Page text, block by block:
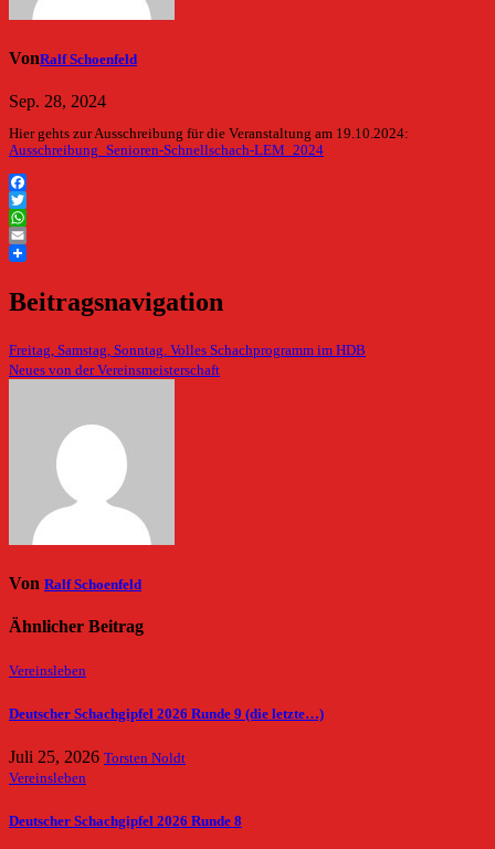
VonRalf Schoenfeld
Sep. 28, 2024
Hier gehts zur Ausschreibung für die Veranstaltung am 19.10.2024:
Ausschreibung_Senioren-Schnellschach-LEM_2024
Facebook
Twitter
WhatsApp
Email
Beitragsnavigation
Freitag, Samstag, Sonntag. Volles Schachprogramm im HDB
Neues von der Vereinsmeisterschaft
Von Ralf Schoenfeld
Ähnlicher Beitrag
Vereinsleben
Deutscher Schachgipfel 2026 Runde 9 (die letzte…)
Juli 25, 2026 Torsten Noldt
Vereinsleben
Deutscher Schachgipfel 2026 Runde 8